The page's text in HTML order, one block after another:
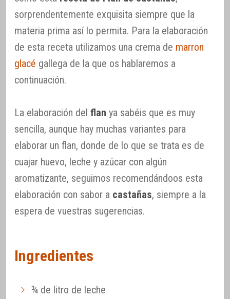
sorprendentemente exquisita siempre que la
materia prima así lo permita. Para la elaboración
de esta receta utilizamos una crema de marron
glacé gallega de la que os hablaremos a
continuación.
La elaboración del flan ya sabéis que es muy
sencilla, aunque hay muchas variantes para
elaborar un flan, donde de lo que se trata es de
cuajar huevo, leche y azúcar con algún
aromatizante, seguimos recomendándoos esta
elaboración con sabor a castañas, siempre a la
espera de vuestras sugerencias.
Ingredientes
¾ de litro de leche